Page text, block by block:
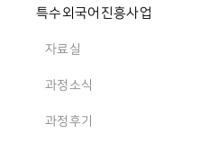
특수외국어진흥사업
자료실
과정소식
과정후기